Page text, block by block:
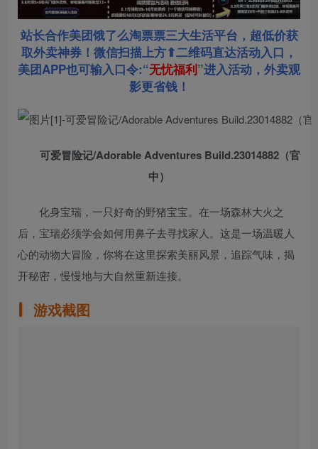
站长合作美团饿了么淘票票三大生活平台，超低价获
取外卖神券！微信扫描上方⬆二维码直达活动入口，
美团APP也可输入口令:“无忧福利”进入活动，外卖观
影更省钱！
可爱冒险记/Adorable Adventures Build.23014882（官
中）
化身宝瑞，一只好奇的野猪宝宝。在一场森林大火之
后，宝瑞必须学会如何用鼻子去寻找家人。这是一场温暖人
心的动物大冒险，你将在这里探索美丽风景，追踪气味，揭
开秘密，慢慢地与大自然重新连接。
游戏截图